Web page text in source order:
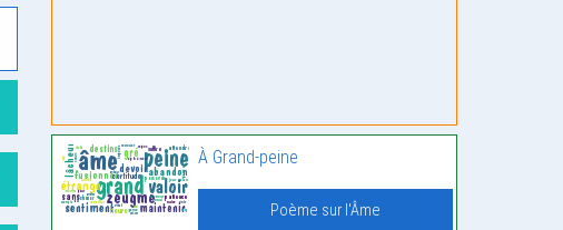
À Grand-peine
Poème sur l'Âme